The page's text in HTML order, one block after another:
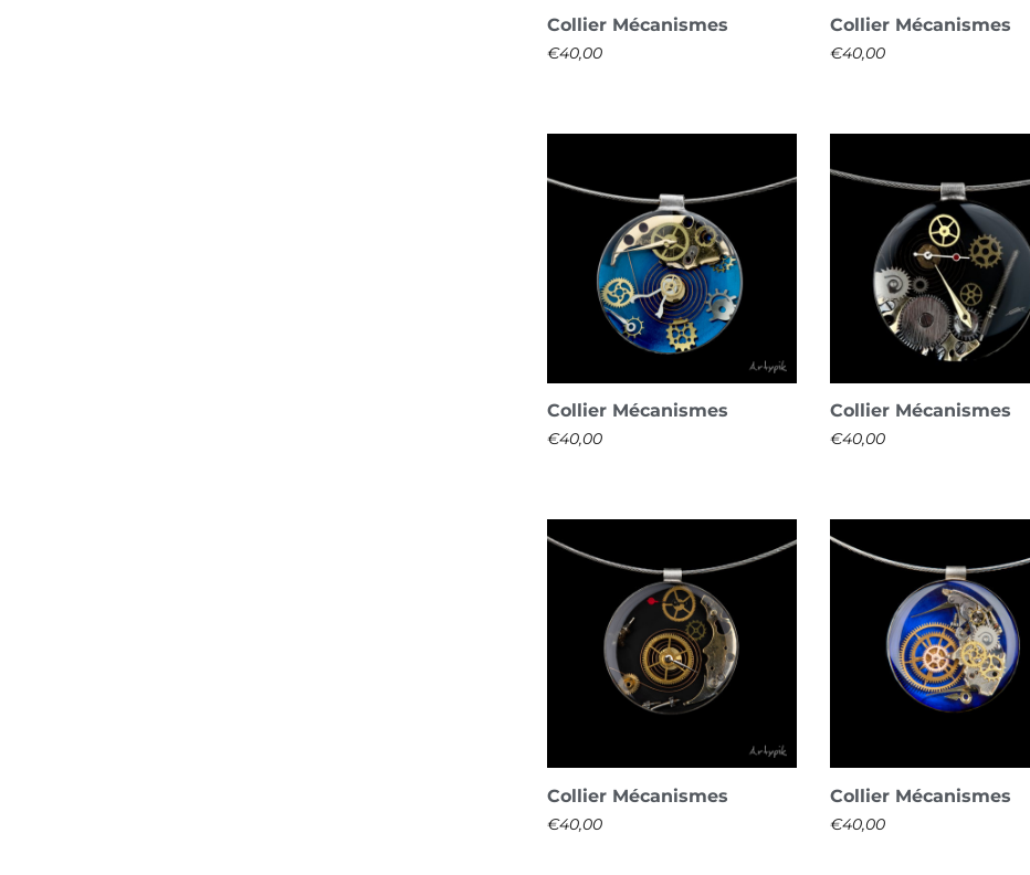
Collier Mécanismes
€40,00
Collier Mécanismes
€40,00
Collier Mécanismes
€40,00
Collier Mécanismes
€40,00
Collier Mécanismes
€40,00
Collier Mécanismes
€40,00